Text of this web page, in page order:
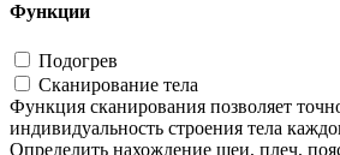
Функции
Подогрев
Сканирование тела
Функция сканирования позволяет
индивидуальность строения тела
Определить нахождение шеи, плеч,